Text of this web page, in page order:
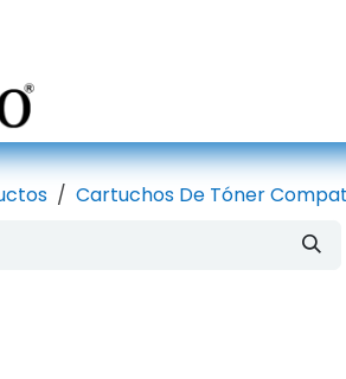
Cartuchos De Tóner